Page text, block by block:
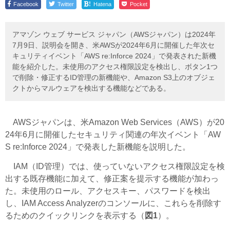
Facebook Twitter ! Hatena Pocket
アマゾン ウェブ サービス ジャパン（AWSジャパン）は2024年
7月9日、説明会を開き、米AWSが2024年6月に開催した年次セ
キュリティイベント「AWS re:Inforce 2024」で発表された新機
能を紹介した。未使用のアクセス権限設定を検出し、ボタン1つ
で削除・修正するID管理の新機能や、Amazon S3上のオブジェ
クトからマルウェアを検出する機能などである。
AWSジャパンは、米Amazon Web Services（AWS）が20
24年6月に開催したセキュリティ関連の年次イベント「AW
S re:Inforce 2024」で発表した新機能を説明した。
IAM（ID管理）では、使っていないアクセス権限設定を検
出する既存機能に加えて、修正案を提示する機能が加わっ
た。未使用のロール、アクセスキー、パスワードを検出
し、IAM Access Analyzerのコンソールに、これらを削除す
るためのクイックリンクを表示する（ 図1）。